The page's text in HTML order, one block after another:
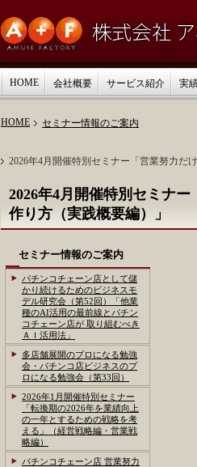
HOME 会社概要 サービス紹介 実
HOME セミナー情報のご案内
2026年4月開催特別セミナー「営業努力だ
2026年4月開催特別セミナ
作り方（実践概要編）」
セミナー情報のご案内
パチンコチェーン店として儲
かり続けるためのビジネスモ
デル研究会（第52回）「他業
種のAI活用の最前線とパチン
コチェーン店が 取り組むべき
ＡＩ活用法」
多店舗展開のプロになる勉強
会・パチンコ店ビジネスのプ
ロになる勉強会（第33回）
2026年1月開催特別セミナー
「転換期の2026年を業績向上
の一年とするための戦略を考
える」（経営戦略編・営業戦
略編）
パチンコチェーン店 営業努力